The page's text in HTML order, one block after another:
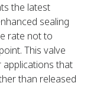
the latest
sealing
rate not to
This valve
that
than released